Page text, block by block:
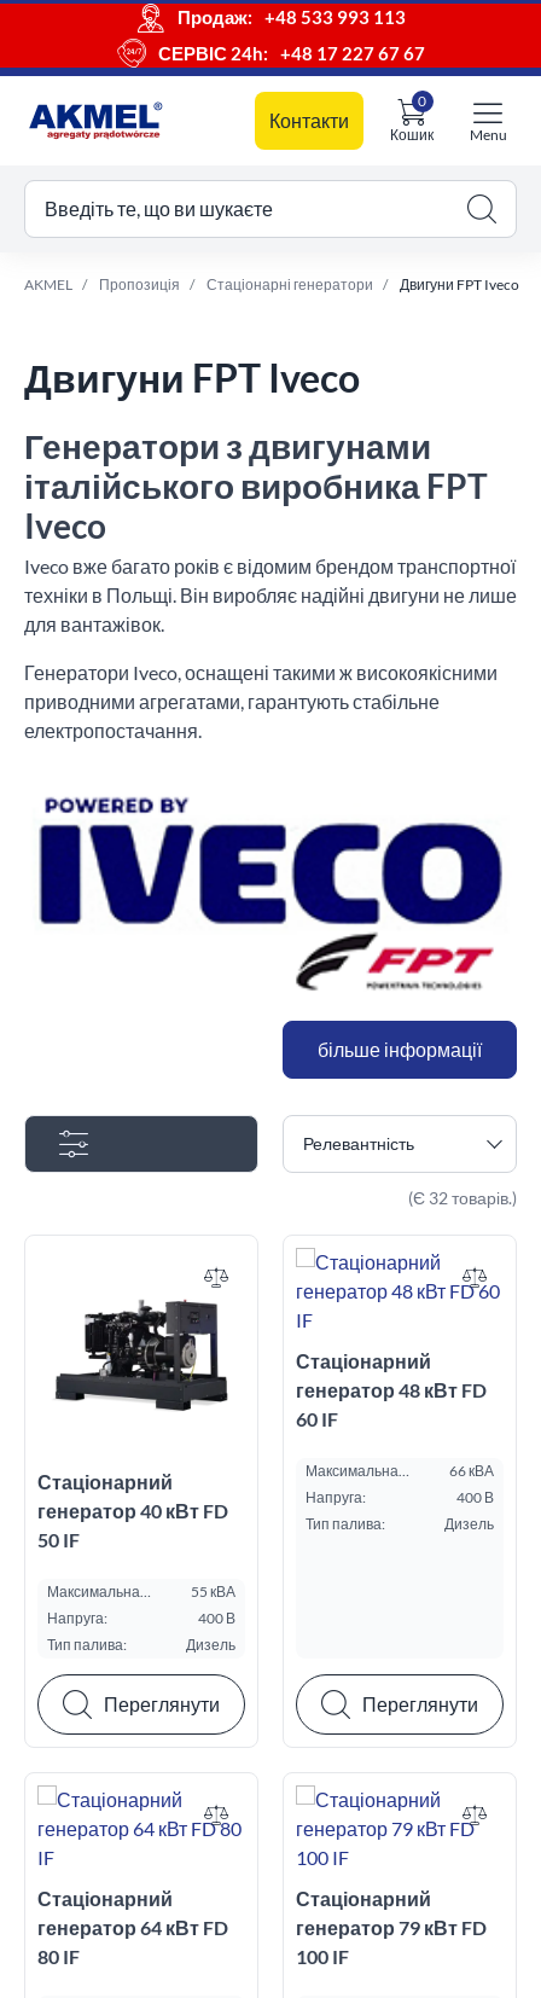
Продаж:
+48 533 993 113
СЕРВІС 24h:
+48 17 227 67 67
Контакти
Кошик
0
кошик
Menu
Введіть те, що ви шукаєте
AKMEL Пропозиція Стаціонарні генератори Двигуни FPT Iveco
Двигуни FPT Iveco
Генератори з двигунами
італійського виробника FPT
Iveco
Iveco вже багато років є відомим брендом транспортної
техніки в Польщі. Він виробляє надійні двигуни не лише
для вантажівок.
Генератори Iveco, оснащені такими ж високоякісними
приводними агрегатами, гарантують стабільне
електропостачання.
більше інформації
Релевантність
(Є 32 товарів.)
Стаціонарний
генератор 40 кВт FD
50 IF
Максимальна
потужність ESP, кВА:
55 кВА
Напруга:
400 В
Тип палива:
Дизель
Переглянути
Стаціонарний
генератор 48 кВт FD
60 IF
Максимальна
потужність ESP, кВА:
66 кВА
Напруга:
400 В
Тип палива:
Дизель
Переглянути
Стаціонарний
генератор 64 кВт FD
80 IF
Стаціонарний
генератор 79 кВт FD
100 IF